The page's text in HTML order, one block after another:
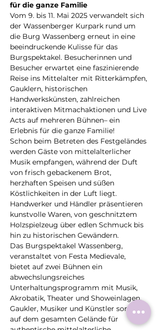
für die ganze Familie
Vom 9. bis 11. Mai 2025 verwandelt sich
der Wassenberger Kurpark rund um
die Burg Wassenberg erneut in eine
beeindruckende Kulisse für das
Burgspektakel. Besucherinnen und
Besucher erwartet eine faszinierende
Reise ins Mittelalter mit Ritterkämpfen,
Gauklern, historischen
Handwerkskünsten, zahlreichen
interaktiven Mitmachaktionen und Live
Acts auf mehreren Bühnen– ein
Erlebnis für die ganze Familie!
Schon beim Betreten des Festgeländes
werden Gäste von mittelalterlicher
Musik empfangen, während der Duft
von frisch gebackenem Brot,
herzhaften Speisen und süßen
Köstlichkeiten in der Luft liegt.
Handwerker und Händler präsentieren
kunstvolle Waren, von geschnitztem
Holzspielzeug über edlen Schmuck bis
hin zu historischen Gewändern.
Das Burgspektakel Wassenberg,
veranstaltet von Festa Medievale,
bietet auf zwei Bühnen ein
abwechslungsreiches
Unterhaltungsprogramm mit Musik,
Akrobatik, Theater und Showeinlagen.
Gaukler, Musiker und Künstler sorgen
auf dem gesamten Gelände für